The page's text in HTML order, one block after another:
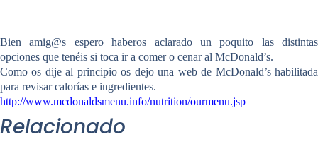
Bien amig@s espero haberos aclarado un poquito las distintas
opciones que tenéis si toca ir a comer o cenar al McDonald’s.
Como os dije al principio os dejo una web de McDonald’s habilitada
para revisar calorías e ingredientes.
http://www.mcdonaldsmenu.info/nutrition/ourmenu.jsp
Relacionado